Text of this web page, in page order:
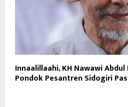
Innaalillaahi, KH Nawawi
Pondok Pesantren Sidogiri